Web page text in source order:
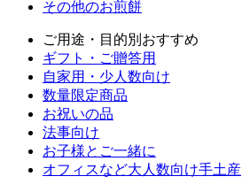
その他のお煎餅
ご用途・目的別おすすめ
ギフト・ご贈答用
自家用・少人数向け
数量限定商品
お祝いの品
法事向け
お子様とご一緒に
オフィスなど大人数向け手土産